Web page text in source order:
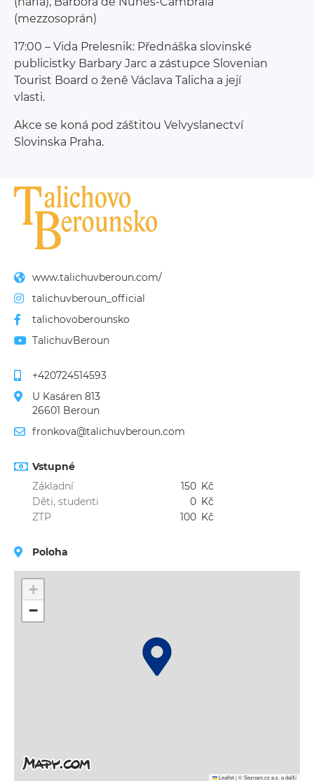
(mezzosoprán)
17:00 – Vida Prelesnik: Přednáška slovinské
publicistky Barbary Jarc a zástupce Slovenian
Tourist Board o ženě Václava Talicha a její
vlasti.
Akce se koná pod záštitou Velvyslanectví
Slovinska Praha.
www.talichuvberoun.com/
talichuvberoun_official
talichovoberounsko
TalichuvBeroun
+420724514593
U Kasáren 813
26601 Beroun
fronkova@talichuvberoun.com
Vstupné
Základní
150 Kč
Děti, studenti
0 Kč
ZTP
100 Kč
Poloha
+
−
Leaflet|© Seznam.cz a.s. a další